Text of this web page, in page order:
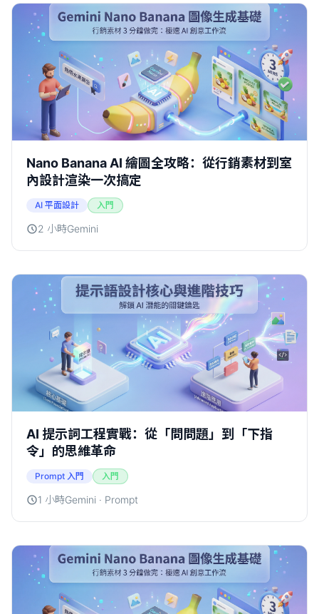
Nano Banana AI 繪圖全攻略：從行銷素材到室
內設計渲染一次搞定
AI 平面設計 入門
2 小時Gemini
AI 提示詞工程實戰：從「問問題」到「下指
令」的思維革命
Prompt 入門 入門
1 小時Gemini · Prompt